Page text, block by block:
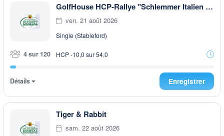
GolfHouse HCP-Rallye "Schlemmer Italien Style" EARLY MORNING
ven. 21 août 2026
Single (Stableford)
4 sur 120 HCP -10,0 sur 54,0
Détails Enregistrer
Tiger & Rabbit
sam. 22 août 2026